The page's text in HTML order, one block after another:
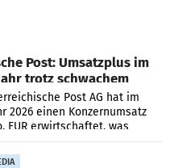
Post: Umsatzplus im
trotz schwachem
Post AG hat im
2026 einen Konzernumsatz
EUR erwirtschaftet, was
3,8 Prozent gegenüber dem